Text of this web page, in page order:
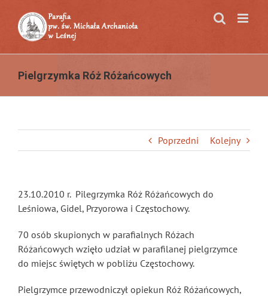
zawartości
Pielgrzymka Róż Różańcowych
Poprzedni Kolejny
23.10.2010 r. Pilegrzymka Róż Różańcowych do
Leśniowa, Gidel, Przyorowa i Częstochowy.
70 osób skupionych w parafialnych Różach
Różańcowych wzięło udział w parafilanej pielgrzymce
do miejsc świętych w pobliżu Częstochowy.
Pielgrzymce przewodniczył opiekun Róż Różańcowych,